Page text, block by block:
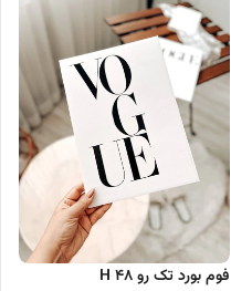
فوم بورد تک رو H 48